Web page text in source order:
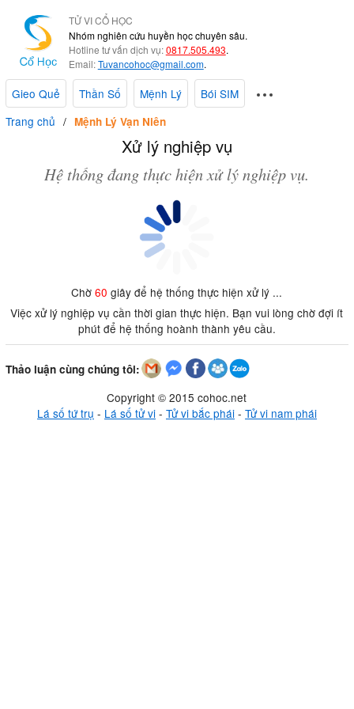
TỬ VI CỔ HỌC
Nhóm nghiên cứu huyền học chuyên sâu.
Hotline tư vấn dịch vụ:0817.505.493.
Email:Tuvancohoc@gmail.com.
Gieo Quẻ Thần Số Mệnh Lý
Bói SIM
Trang chủ
Mệnh Lý Vạn Niên
Xử lý nghiệp vụ
Hệ thống đang thực hiện xử lý nghiệp vụ.
Chờ60 giây để hệ thống thực hiện xử lý ...
Việc xử lý nghiệp vụ cần thời gian thực hiện. Bạn vui lòng chờ đợi ít
phút để hệ thống hoành thành yêu cầu.
Thảo luận cùng chúng tôi:
Copyright © 2015 cohoc.net
Lá số tứ trụ - Lá số tử vi- Tử vi bắc phái- Tử vi nam phái